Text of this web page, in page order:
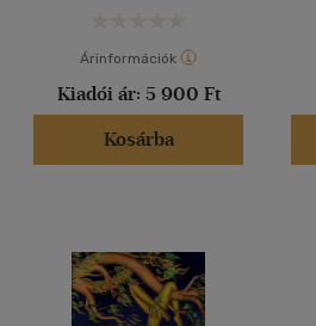
Árinformációk
Kiadói ár: 5 900 Ft
Kosárba